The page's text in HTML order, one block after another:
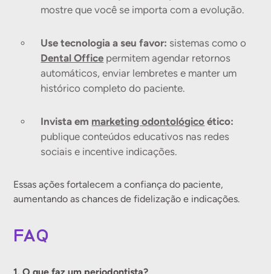
mostre que você se importa com a evolução.
Use tecnologia a seu favor: sistemas como o
Dental Office permitem agendar retornos
automáticos, enviar lembretes e manter um
histórico completo do paciente.
Invista em marketing odontológico ético:
publique conteúdos educativos nas redes
sociais e incentive indicações.
Essas ações fortalecem a confiança do paciente,
aumentando as chances de fidelização e indicações.
FAQ
1. O que faz um periodontista?